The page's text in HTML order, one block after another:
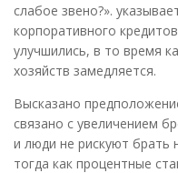
слабое звено?».
корпоративного
улучшились, в то время
хозяйств замедляется.
Высказано
связано с увеличением
и люди не рискуют брать
тогда как процентные